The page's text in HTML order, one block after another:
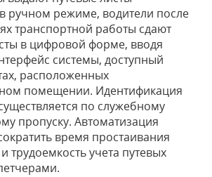
ручном режиме, водители после
транспортной работы сдают
в цифровой форме, вводя
системы, доступный
расположенных
помещении. Идентификация
по служебному
пропуску. Автоматизация
время простаивания
трудоемкость учета путевых